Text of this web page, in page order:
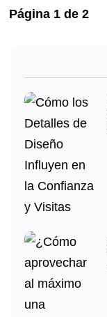
Página 1 de 2